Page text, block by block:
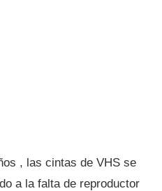
, las cintas de VHS se
a la falta de reproductor